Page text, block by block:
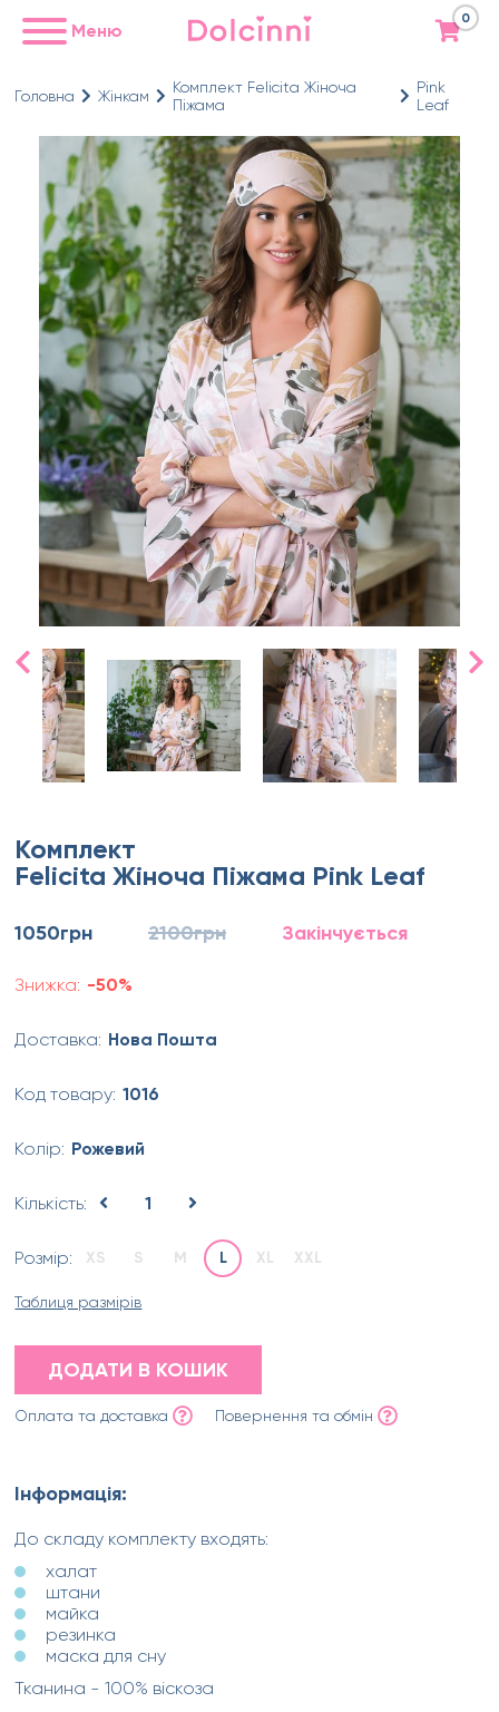
Меню
0
Головна Жінкам
Комплект Felicita Жіноча
Піжама
Pink
Leaf
Комплект
Felicita Жіноча Піжама Pink Leaf
1050грн 2100грн Закінчується
Знижка: -50%
Доставка: Нова Пошта
Код товару: 1016
Колір: Рожевий
Кількість: 1
Розмір: XS S M L XL XXL
Таблиця размірів
ДОДАТИ В КОШИК
Оплата та доставка Повернення та обмін
Інформація:
До складу комплекту входять:
халат
штани
майка
резинка
маска для сну
Тканина - 100% віскоза